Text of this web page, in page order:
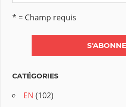
* = Champ requis
CATÉGORIES
EN (102)